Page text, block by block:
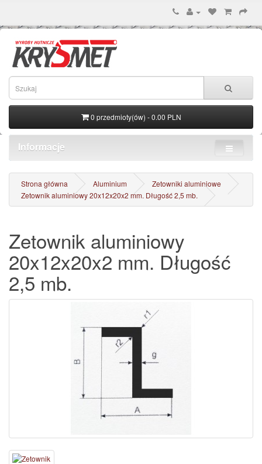
0 przedmioty(ów) - 0.00 PLN
Informacje
Strona główna Aluminium
Zetowniki aluminiowe
Zetownik aluminiowy 20x12x20x2 mm. Długość 2,5 mb.
Zetownik aluminiowy
20x12x20x2 mm. Długość
2,5 mb.